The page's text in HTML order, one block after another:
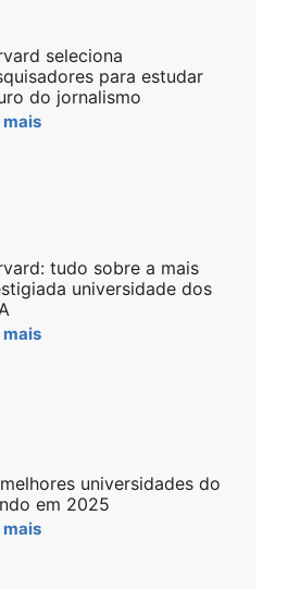
seleciona
para estudar
do jornalismo
mais
tudo sobre a mais
universidade dos
mais
universidades do
em 2025
mais